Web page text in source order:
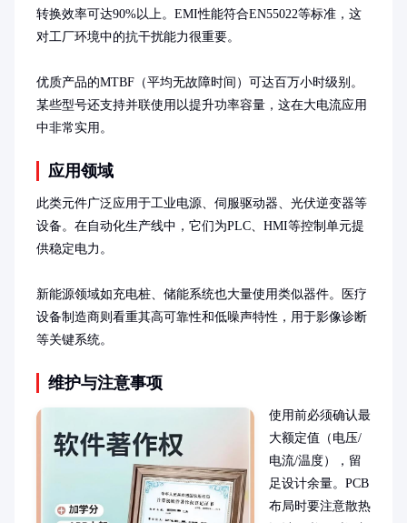
转换效率可达90%以上。EMI性能符合EN55022等标准，这
对工厂环境中的抗干扰能力很重要。
优质产品的MTBF（平均无故障时间）可达百万小时级别。
某些型号还支持并联使用以提升功率容量，这在大电流应用
中非常实用。
应用领域
此类元件广泛应用于工业电源、伺服驱动器、光伏逆变器等
设备。在自动化生产线中，它们为PLC、HMI等控制单元提
供稳定电力。
新能源领域如充电桩、储能系统也大量使用类似器件。医疗
设备制造商则看重其高可靠性和低噪声特性，用于影像诊断
等关键系统。
维护与注意事项
使用前必须确认最
大额定值（电压/
电流/温度），留
足设计余量。PCB
布局时要注意散热